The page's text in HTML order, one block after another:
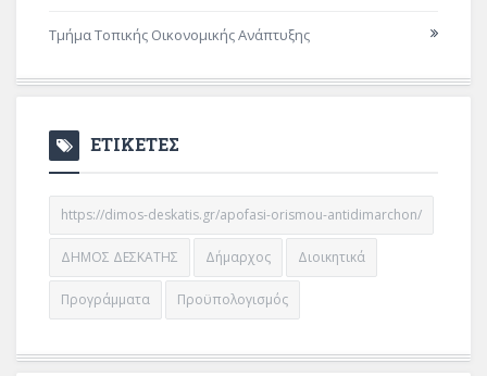
Τμήμα Τοπικής Οικονομικής Ανάπτυξης
ΕΤΙΚΕΤΕΣ
https://dimos-deskatis.gr/apofasi-orismou-antidimarchon/
ΔΗΜΟΣ ΔΕΣΚΑΤΗΣ Δήμαρχος Διοικητικά
Προγράμματα Προϋπολογισμός